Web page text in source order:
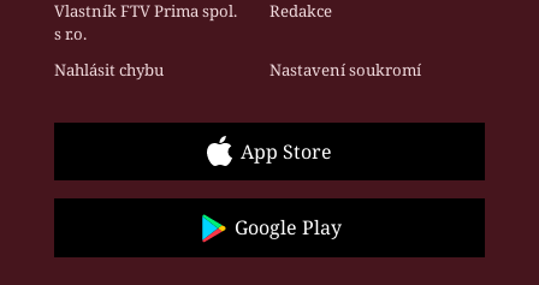
Vlastník FTV Prima spol.
s r.o.
Redakce
Nahlásit chybu Nastavení soukromí
App Store
Google Play